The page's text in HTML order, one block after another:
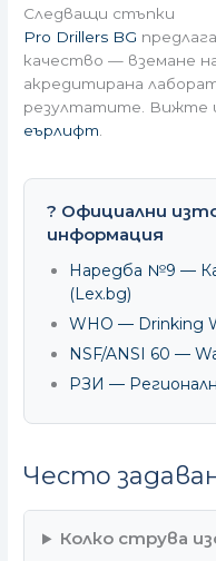
Следващи стъпки
Pro Drillers BG
качество — вземане
акредитирана
резултатите. Вижте
еърлифт.
? Официални
информация
Наредба №9 —
(Lex.bg)
WHO — Drinking
NSF/ANSI 60 —
РЗИ —
Често
Колко струва